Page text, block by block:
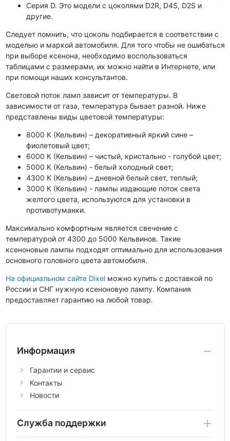
Серия D. Это модели с цоколями D2R, D4S, D2S и
другие.
Следует помнить, что цоколь подбирается в соответствии с
моделью и маркой автомобиля. Для того чтобы не ошибаться
при выборе ксенона, необходимо воспользоваться
таблицами с размерами, их можно найти в Интернете, или
при помощи наших консультантов.
Световой поток ламп зависит от температуры. В
зависимости от газа, температура бывает разной. Ниже
представлены виды цветовой температуры:
8000 К (Кельвин) – декоративный яркий сине –
фиолетовый цвет;
6000 К (Кельвин) – чистый, кристально - голубой цвет;
5000 К (Кельвин) - белый холодный свет;
4300 К (Кельвин) – дневной белый свет, теплый;
3000 К (Кельвин) - лампы издающие поток света
желтого цвета, используются для установки в
противотуманки.
Максимально комфортным является свечение с
температурой от 4300 до 5000 Кельвинов. Такие
ксеноновые лампы подходят оптимально для использования
основного головного цвета автомобиля.
На официальном сайте Dixelможно купить с доставкой по
России и СНГ нужную ксеноновую лампу. Компания
предоставляет гарантию на любой товар.
Информация
Гарантии и сервис
Контакты
Новости
Служба поддержки